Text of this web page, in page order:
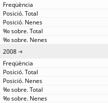
2008